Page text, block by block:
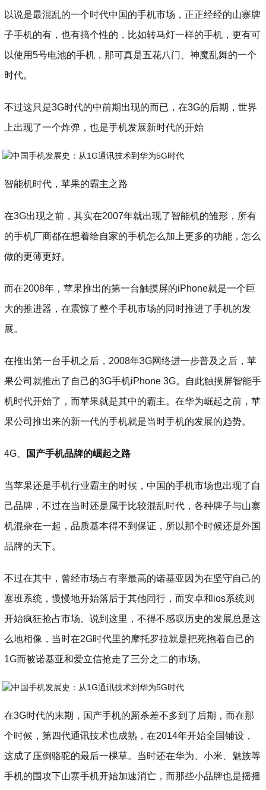
以说是最混乱的一个时代中国的手机市场，正正经经的山寨牌
子手机的有，也有搞个性的，比如转马灯一样的手机，更有可
以使用5号电池的手机，那可真是五花八门、神魔乱舞的一个
时代。
不过这只是3G时代的中前期出现的而已，在3G的后期，世界
上出现了一个炸弹，也是手机发展新时代的开始
智能机时代，苹果的霸主之路
在3G出现之前，其实在2007年就出现了智能机的雏形，所有
的手机厂商都在想着给自家的手机怎么加上更多的功能，怎么
做的更薄更好。
而在2008年，苹果推出的第一台触摸屏的iPhone就是一个巨
大的推进器，在震惊了整个手机市场的同时推进了手机的发
展。
在推出第一台手机之后，2008年3G网络进一步普及之后，苹
果公司就推出了自己的3G手机iPhone 3G。自此触摸屏智能手
机时代开始了，而苹果就是其中的霸主。在华为崛起之前，苹
果公司推出来的新一代的手机就是当时手机的发展的趋势。
4G、 国产手机品牌的崛起之路
当苹果还是手机行业霸主的时候，中国的手机市场也出现了自
己品牌，不过在当时还是属于比较混乱时代，各种牌子与山寨
机混杂在一起，品质基本得不到保证，所以那个时候还是外国
品牌的天下。
不过在其中，曾经市场占有率最高的诺基亚因为在坚守自己的
塞班系统，慢慢地开始落后于其他同行，而安卓和ios系统则
开始疯狂抢占市场。说到这里，不得不感叹历史的发展总是这
么地相像，当时在2G时代里的摩托罗拉就是把死抱着自己的
1G而被诺基亚和爱立信抢走了三分之二的市场。
在3G时代的末期，国产手机的厮杀差不多到了后期，而在那
个时候，第四代通讯技术也成熟，在2014年开始全国铺设，
这成了压倒骆驼的最后一棵草。当时还在华为、小米、魅族等
手机的围攻下山寨手机开始加速消亡，而那些小品牌也是摇摇